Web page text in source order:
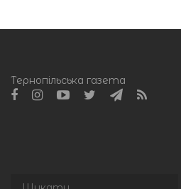
Тернопільська газета
Пошук